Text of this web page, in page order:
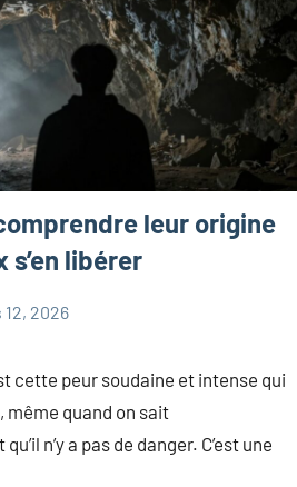
leur origine
s’en libérer
12, 2026
cette peur soudaine et intense qui
même quand on sait
n’y a pas de danger. C’est une